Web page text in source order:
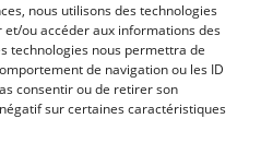
nous utilisons des technologies
ou accéder aux informations des
technologies nous permettra de
de navigation ou les ID
consentir ou de retirer son
sur certaines caractéristiques
document officiel